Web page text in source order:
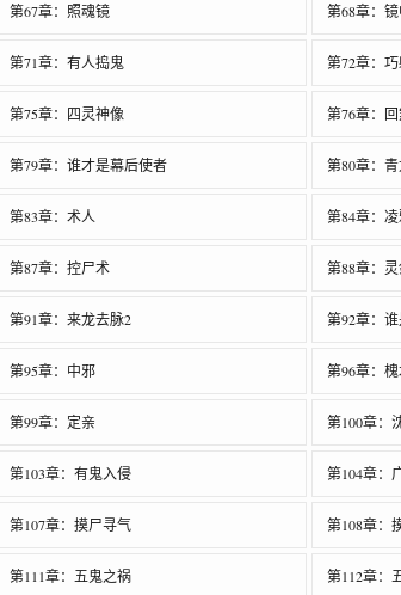
第67章：照魂镜 第68章：
第71章：有人捣鬼 第72章：
第75章：四灵神像 第76章：
第79章：谁才是幕后使者 第80章：
第83章：术人 第84章：
第87章：控尸术 第88章：
第91章：来龙去脉2 第92章：谁
第95章：中邪 第96章：
第99章：定亲 第100章：
第103章：有鬼入侵 第104章：
第107章：摸尸寻气 第108章：
第111章：五鬼之祸 第112章：